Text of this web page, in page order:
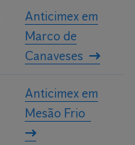
Anticimex em
Marco de
Canaveses
Anticimex em
Mesão Frio